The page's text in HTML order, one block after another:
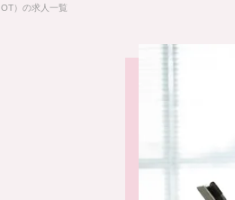
）の求人一覧